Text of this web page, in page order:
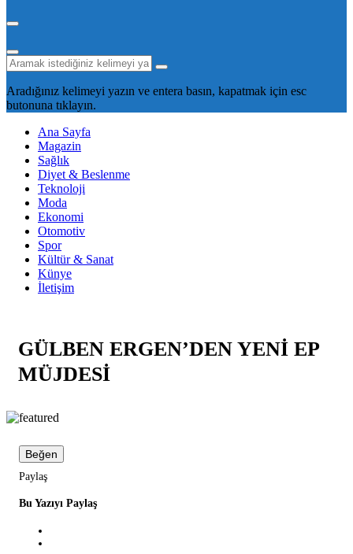
Aradığınız kelimeyi yazın ve entera basın, kapatmak için esc
butonuna tıklayın.
Ana Sayfa
Magazin
Sağlık
Diyet & Beslenme
Teknoloji
Moda
Ekonomi
Otomotiv
Spor
Kültür & Sanat
Künye
İletişim
GÜLBEN ERGEN’DEN YENİ EP
MÜJDESİ
Beğen
Paylaş
Bu Yazıyı Paylaş